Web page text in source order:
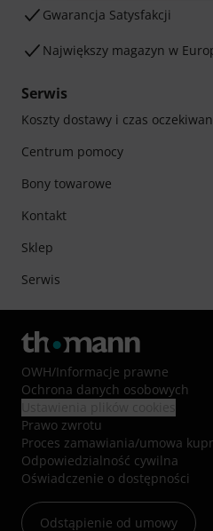
Gwarancja Satysfakcji
Największy magazyn w
Serwis
Koszty dostawy i czas
Centrum pomocy
Bony towarowe
Kontakt
Sklep
Serwis
OWH/Informacje prawne
Ochrona danych osobowych
Prawo zwrotu
Proces zamawiania/umowa
Odpowiedzialność cywilna
Oświadczenie o dostępności
Odstąpienie od umowy